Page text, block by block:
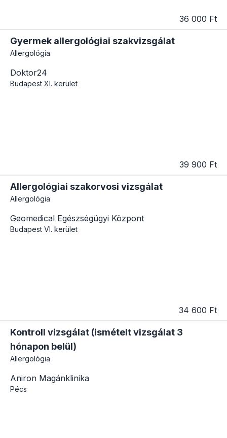
36 000 Ft
Gyermek allergológiai szakvizsgálat
Allergológia
Doktor24
Budapest XI. kerület
39 900 Ft
Allergológiai szakorvosi vizsgálat
Allergológia
Geomedical Egészségügyi Központ
Budapest VI. kerület
34 600 Ft
Kontroll vizsgálat (ismételt vizsgálat 3
hónapon belül)
Allergológia
Aniron Magánklinika
Pécs